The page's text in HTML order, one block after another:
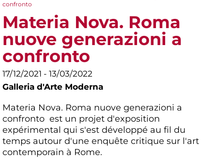
You are here
confronto
Materia Nova. Roma
nuove generazioni a
confronto
17/12/2021 - 13/03/2022
Galleria d'Arte Moderna
Materia Nova. Roma nuove generazioni a
confronto est un projet d'exposition
expérimental qui s'est développé au fil du
temps autour d'une enquête critique sur l'art
contemporain à Rome.